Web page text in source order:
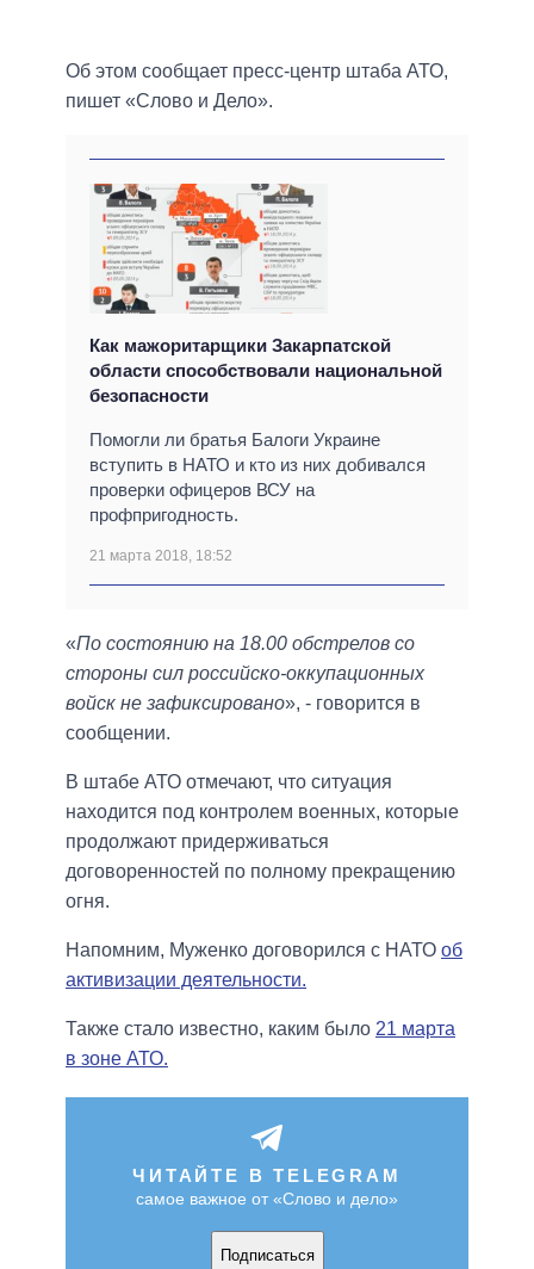
Об этом сообщает пресс-центр штаба АТО,
пишет «Слово и Дело».
Как мажоритарщики Закарпатской
области способствовали национальной
безопасности
Помогли ли братья Балоги Украине
вступить в НАТО и кто из них добивался
проверки офицеров ВСУ на
профпригодность.
21 марта 2018, 18:52
«По состоянию на 18.00 обстрелов со
стороны сил российско-оккупационных
войск не зафиксировано», - говорится в
сообщении.
В штабе АТО отмечают, что ситуация
находится под контролем военных, которые
продолжают придерживаться
договоренностей по полному прекращению
огня.
Напомним, Муженко договорился с НАТО об
активизации деятельности.
Также стало известно, каким было 21 марта
в зоне АТО.
ЧИТАЙТЕ В TELEGRAM
самое важное от «Слово и дело»
Подписаться